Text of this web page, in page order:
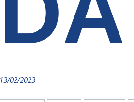
13/02/2023